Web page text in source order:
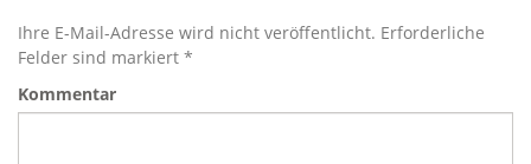
Ihre E-Mail-Adresse wird nicht veröffentlicht. Erforderliche
Felder sind markiert *
Kommentar